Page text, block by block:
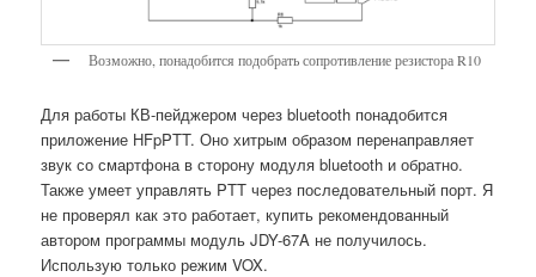
Возможно, понадобится подобрать сопротивление резистора R10
Для работы КВ-пейджером через bluetooth понадобится
приложение HFpPTT. Оно хитрым образом перенаправляет
звук со смартфона в сторону модуля bluetooth и обратно.
Также умеет управлять PTT через последовательный порт. Я
не проверял как это работает, купить рекомендованный
автором программы модуль JDY-67A не получилось.
Использую только режим VOX.